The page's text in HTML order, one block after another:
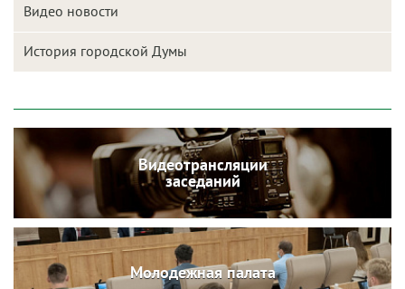
Видео новости
История городской Думы
Видеотрансляции
заседаний
Молодежная палата